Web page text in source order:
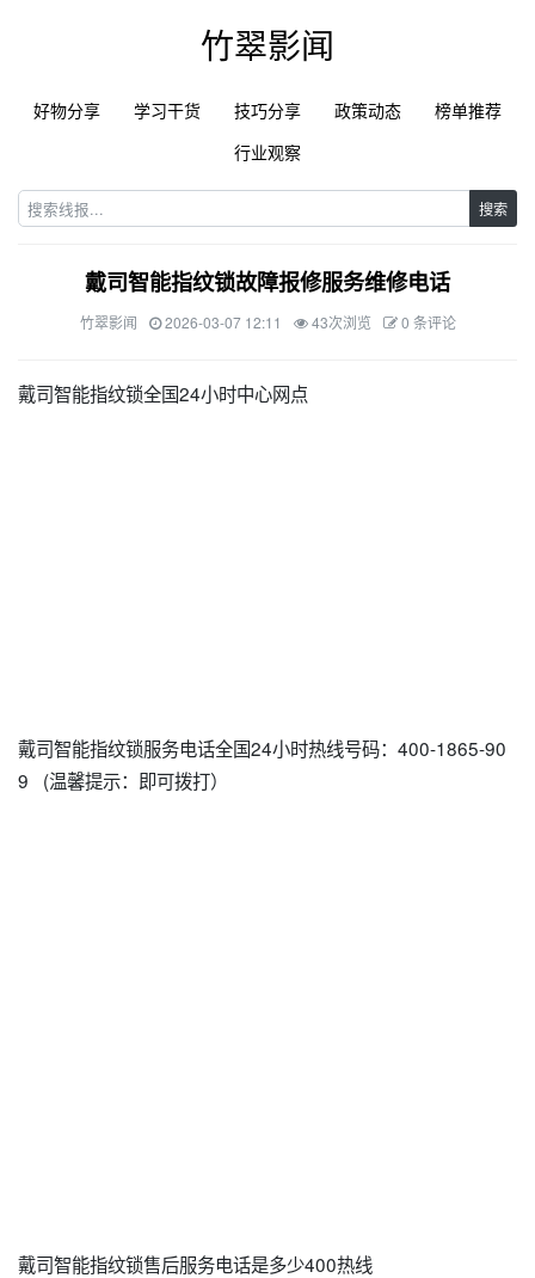
竹翠影闻
好物分享 学习干货 技巧分享 政策动态
榜单推荐
行业观察
搜索
戴司智能指纹锁故障报修服务维修电话
竹翠影闻 2026-03-07 12:11 43次浏览 0 条评论
戴司智能指纹锁全国24小时中心网点
戴司智能指纹锁服务电话全国24小时热线号码：400-1865-90
9 (温馨提示：即可拨打）
戴司智能指纹锁售后服务电话是多少400热线